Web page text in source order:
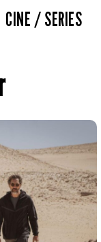
CINE / SERIES